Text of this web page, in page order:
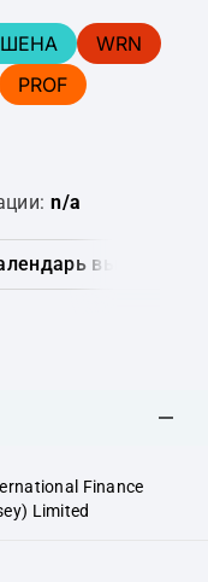
WRN
PROF
n/a
выплат
Finance
Limited